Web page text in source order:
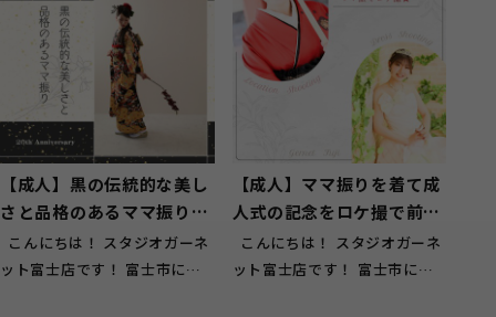
【成人】黒の伝統的な美し
さと品格のあるママ振りを
小物アレンジ【富士】
こんにちは！ スタジオガーネ
ット富士店です！ 富士市にお
【成人】ママ振りを着て成
人式の記念をロケ撮で前撮
り！【富士】
こんにちは！ スタジオガーネ
ット富士店です！ 富士市にお